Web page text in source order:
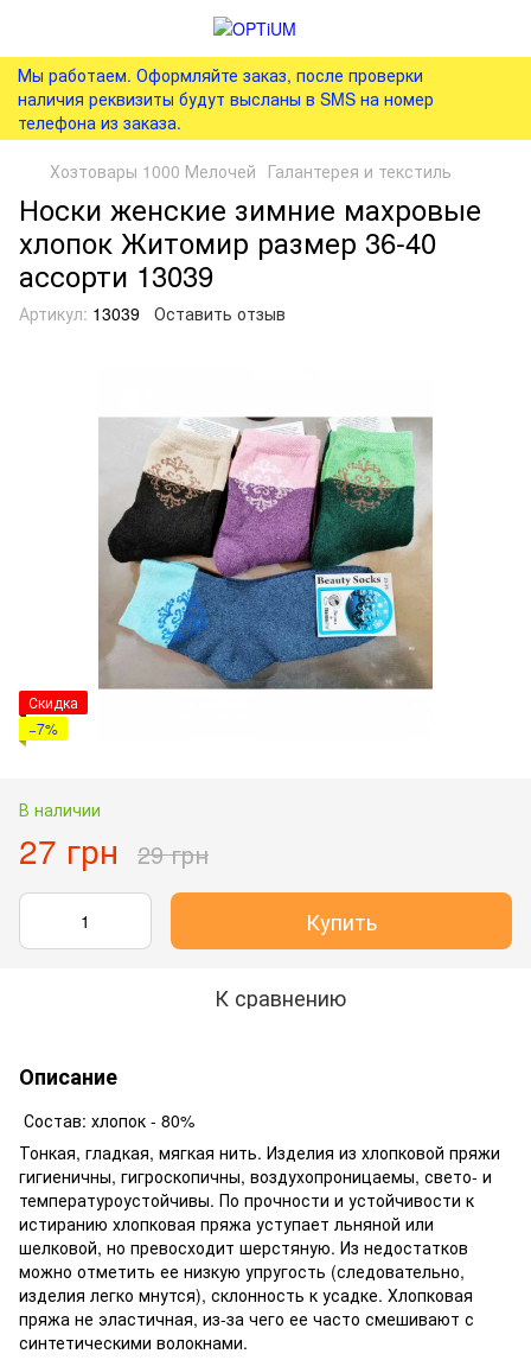
Мы работаем. Оформляйте заказ, после проверки
наличия реквизиты будут высланы в SMS на номер
телефона из заказа.
Хозтовары 1000 Мелочей Галантерея и текстиль
Носки женские зимние махровые
хлопок Житомир размер 36-40
ассорти 13039
Артикул: 13039 Оставить отзыв
Скидка
−7%
В наличии
27 грн 29 грн
Купить
К сравнению
Описание
Состав: хлопок - 80%
Тонкая, гладкая, мягкая нить. Изделия из хлопковой пряжи
гигиеничны, гигроскопичны, воздухопроницаемы, свето- и
температуроустойчивы. По прочности и устойчивости к
истиранию хлопковая пряжа уступает льняной или
шелковой, но превосходит шерстяную. Из недостатков
можно отметить ее низкую упругость (следовательно,
изделия легко мнутся), склонность к усадке. Хлопковая
пряжа не эластичная, из-за чего ее часто смешивают с
синтетическими волокнами.